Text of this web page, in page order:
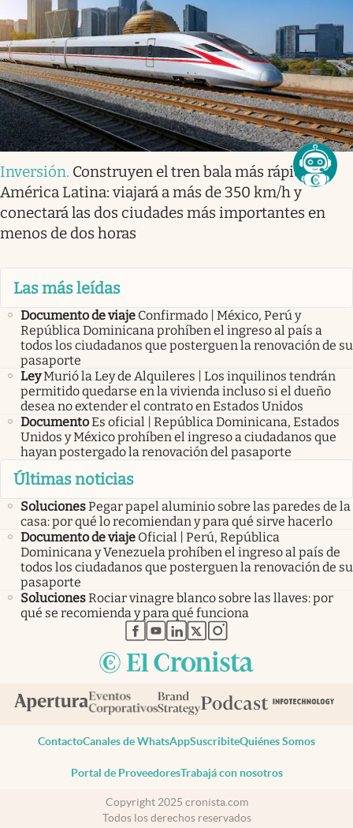
Inversión. Construyen el tren bala más rápido
América Latina: viajará a más de 350 km/h y
conectará las dos ciudades más importantes en
menos de dos horas
Las más leídas
Documento de viaje Confirmado | México, Perú y
República Dominicana prohíben el ingreso al país a
todos los ciudadanos que posterguen la renovación de su
pasaporte
LeyMurió la Ley de Alquileres | Los inquilinos tendrán
permitido quedarse en la vivienda incluso si el dueño
desea no extender el contrato en Estados Unidos
DocumentoEs oficial | República Dominicana, Estados
Unidos y México prohíben el ingreso a ciudadanos que
hayan postergado la renovación del pasaporte
Últimas noticias
SolucionesPegar papel aluminio sobre las paredes de la
casa: por qué lo recomiendan y para qué sirve hacerlo
Documento de viaje Oficial | Perú, República
Dominicana y Venezuela prohíben el ingreso al país de
todos los ciudadanos que posterguen la renovación de su
pasaporte
SolucionesRociar vinagre blanco sobre las llaves: por
qué se recomienda y para qué funciona
abre en nueva pestaña
abre en nueva pestaña
abre en nueva pestaña
abre en nueva pestaña
abre en nueva pestaña
ContactoCanales de WhatsAppSuscribiteQuiénes Somos
Portal de ProveedoresTrabajá con nosotros
Copyright 2025 cronista.com
Todos los derechos reservados